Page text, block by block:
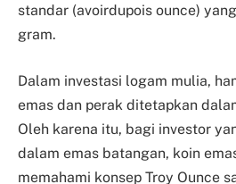
standar (avoirdupois ounce)
gram.
Dalam investasi logam mulia,
emas dan perak ditetapkan
Oleh karena itu, bagi investor
dalam emas batangan, koin
memahami konsep Troy Ounce